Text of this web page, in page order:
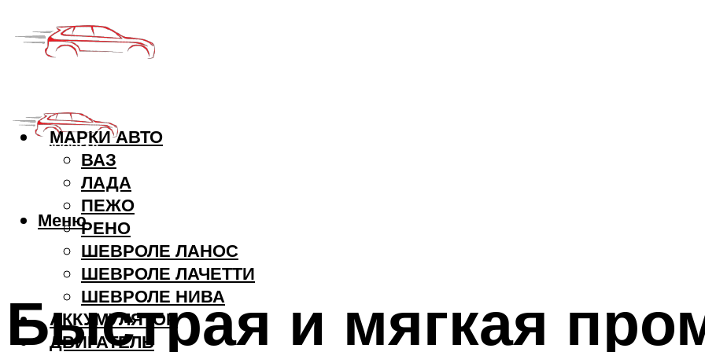
МАРКИ АВТО
ВАЗ
ЛАДА
ПЕЖО
РЕНО
ШЕВРОЛЕ ЛАНОС
ШЕВРОЛЕ ЛАЧЕТТИ
ШЕВРОЛЕ НИВА
АККУМУЛЯТОР
ДВИГАТЕЛЬ
Меню
Быстрая и мягкая